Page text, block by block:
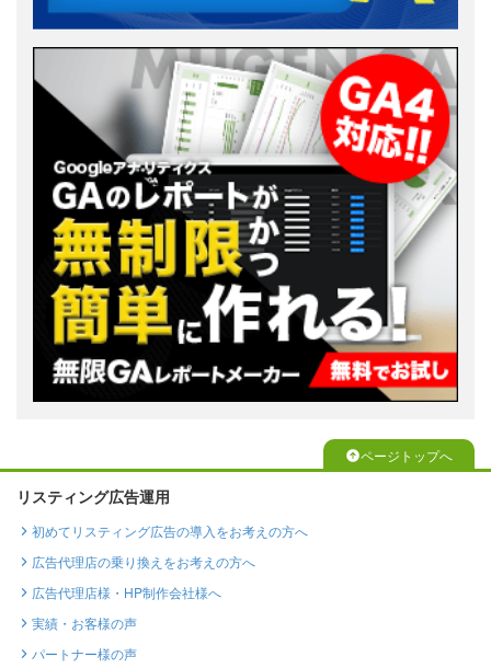
ページトップへ
リスティング広告運用
初めてリスティング広告の導入をお考えの方へ
広告代理店の乗り換えをお考えの方へ
広告代理店様・HP制作会社様へ
実績・お客様の声
パートナー様の声